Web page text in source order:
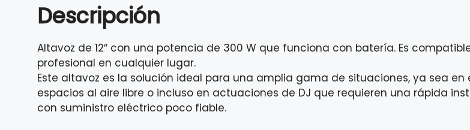
Descripción
Altavoz de 12″ con una potencia de 300 W que funciona con batería. Es
profesional en cualquier lugar.
Este altavoz es la solución ideal para una amplia gama de situaciones, ya sea
espacios al aire libre o incluso en actuaciones de DJ que requieren una rápida
con suministro eléctrico poco fiable.